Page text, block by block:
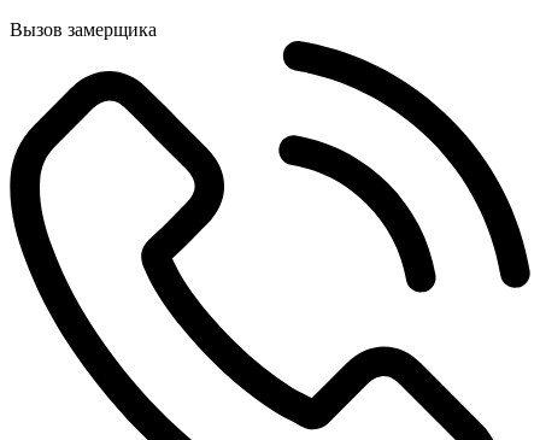
Вызов замерщика